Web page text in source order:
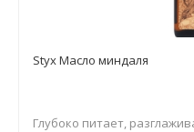
Styx Масло миндаля
Глубоко питает,